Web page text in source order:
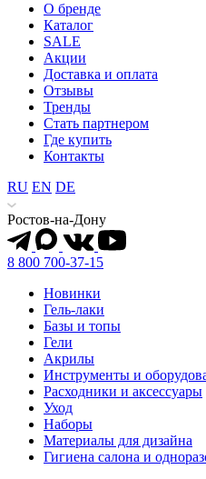
О бренде
Каталог
SALE
Акции
Доставка и оплата
Отзывы
Тренды
Стать партнером
Где купить
Контакты
RU EN DE
Ростов-на-Дону
8 800 700-37-15
Новинки
Гель-лаки
Базы и топы
Гели
Акрилы
Инструменты и
Расходники и аксессуары
Уход
Наборы
Материалы для дизайна
Гигиена салона и